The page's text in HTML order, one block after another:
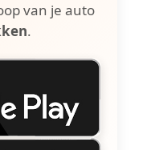
van je auto
.